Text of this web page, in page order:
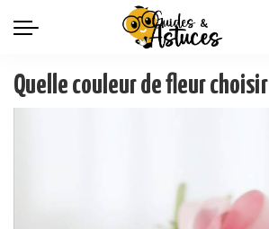
Quelle couleur de fleur choisir